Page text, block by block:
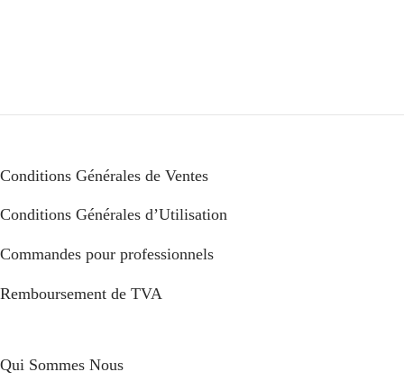
Conditions Générales de Ventes
Conditions Générales d’Utilisation
Commandes pour professionnels
Remboursement de TVA
Qui Sommes Nous